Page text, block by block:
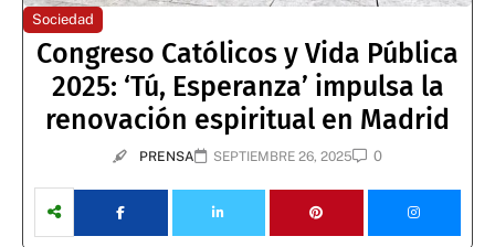
Sociedad
Congreso Católicos y Vida Pública
2025: ‘Tú, Esperanza’ impulsa la
renovación espiritual en Madrid
PRENSA SEPTIEMBRE 26, 2025 0